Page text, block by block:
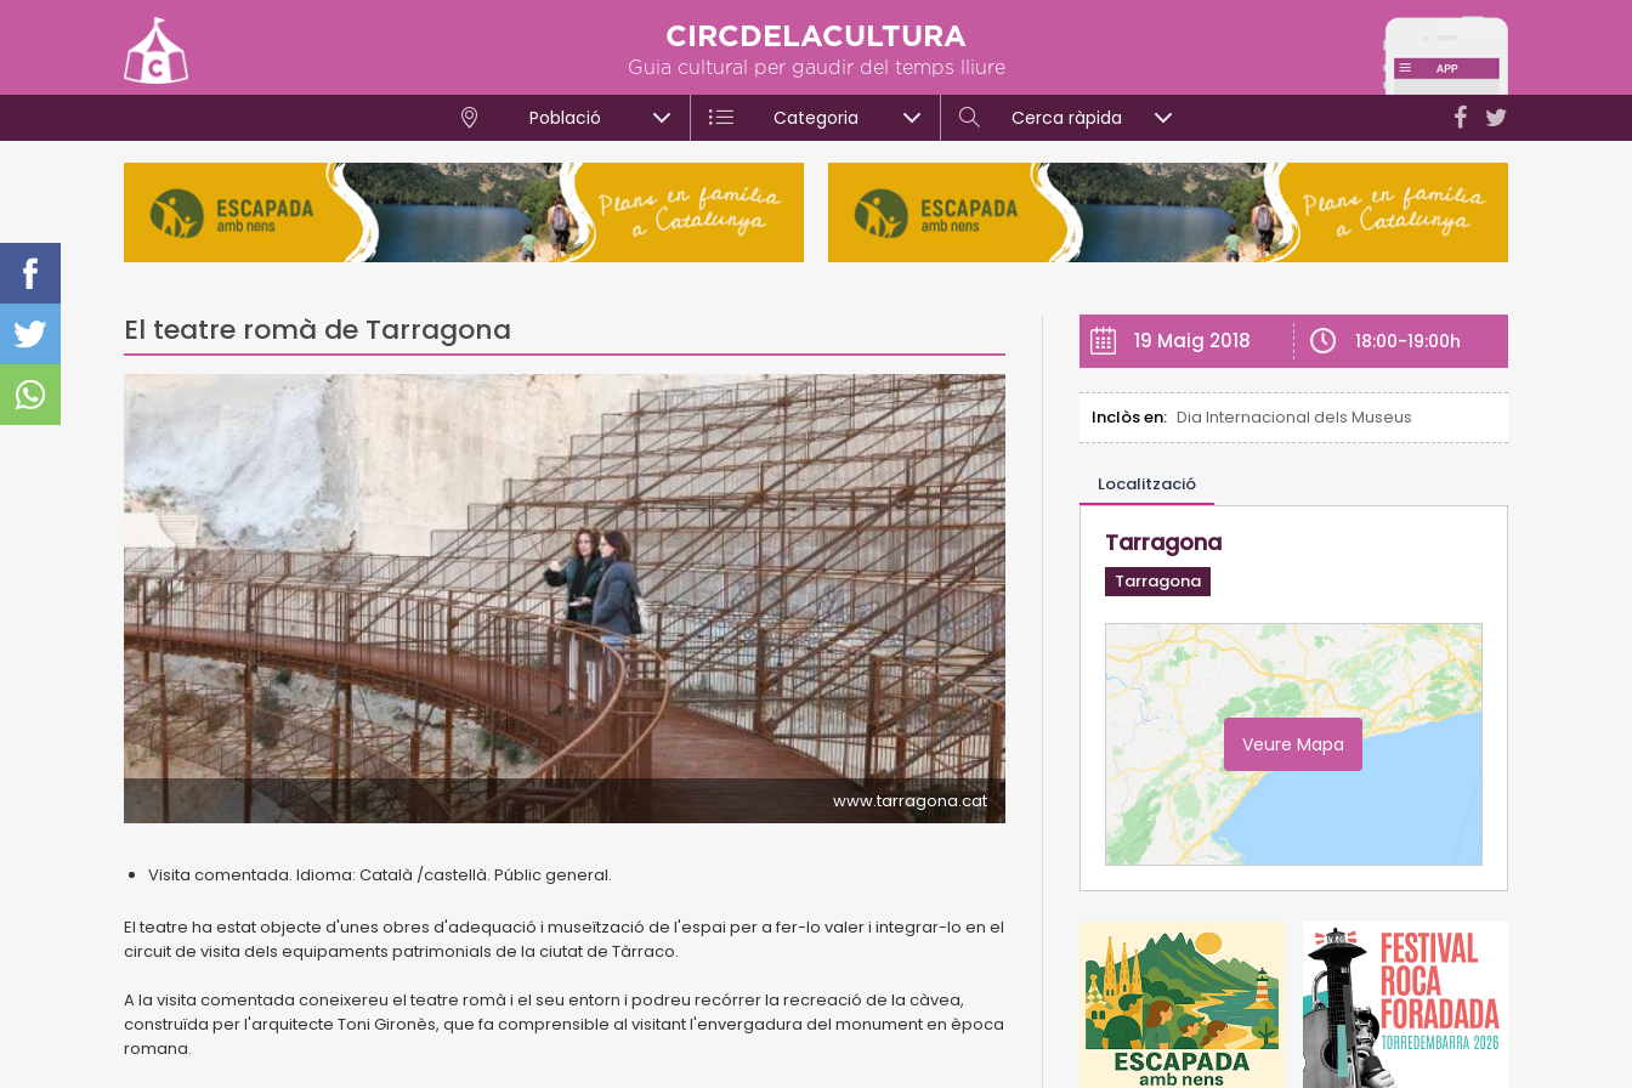
CIRCDELACULTURA
Guia cultural per gaudir del temps lliure
Població Categoria Cerca ràpida
El teatre romà de Tarragona
www.tarragona.cat
Visita comentada. Idioma: Català /castellà. Públic general.
El teatre ha estat objecte d'unes obres d'adequació i museïtzació de l'espai per a fer-lo valer i integrar-lo en el
circuit de visita dels equipaments patrimonials de la ciutat de Tàrraco.
A la visita comentada coneixereu el teatre romà i el seu entorn i podreu recórrer la recreació de la càvea,
construïda per l'arquitecte Toni Gironès, que fa comprensible al visitant l'envergadura del monument en època
romana.
19 Maig 2018 18:00-19:00h
Inclòs en: Dia Internacional dels Museus
Localització
Tarragona
Tarragona
Veure Mapa